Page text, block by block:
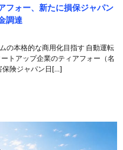
フォー、新たに損保ジャパン
調達
の本格的な商用化目指す 自動運転
トアップ企業のティアフォー（名
保険ジャパン日[…]